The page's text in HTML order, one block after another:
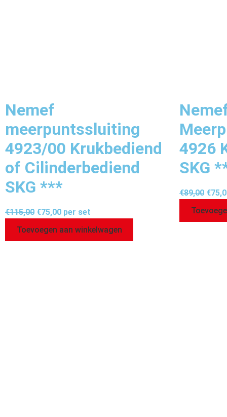
Nemef
meerpuntssluiting
4923/00 Krukbediend
of Cilinderbediend
SKG ***
€115,00 €75,00 per set
Toevoegen aan winkelwagen
4926
SKG
€89,00 €